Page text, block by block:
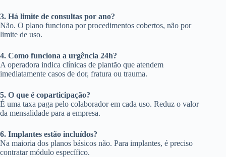
3. Há limite de consultas por ano?
Não. O plano funciona por procedimentos cobertos, não por
limite de uso.
4. Como funciona a urgência 24h?
A operadora indica clínicas de plantão que atendem
imediatamente casos de dor, fratura ou trauma.
5. O que é coparticipação?
É uma taxa paga pelo colaborador em cada uso. Reduz o valor
da mensalidade para a empresa.
6. Implantes estão incluídos?
Na maioria dos planos básicos não. Para implantes, é preciso
contratar módulo específico.